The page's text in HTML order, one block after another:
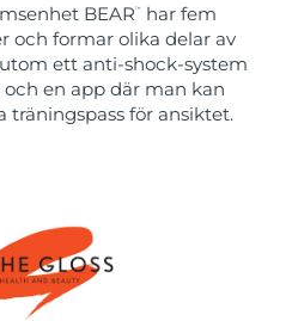
BEAR™
har fem
och formar olika delar av
ett anti-shock-system
en app där man kan
träningspass för ansiktet.